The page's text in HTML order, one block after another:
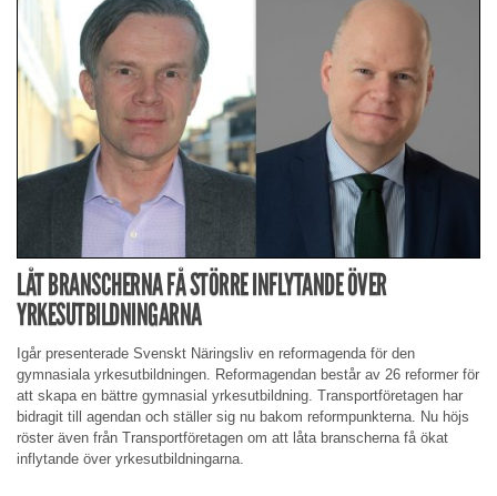
LÅT BRANSCHERNA FÅ STÖRRE INFLYTANDE ÖVER
YRKESUTBILDNINGARNA
Igår presenterade Svenskt Näringsliv en reformagenda för den
gymnasiala yrkesutbildningen. Reformagendan består av 26 reformer för
att skapa en bättre gymnasial yrkesutbildning. Transportföretagen har
bidragit till agendan och ställer sig nu bakom reformpunkterna. Nu höjs
röster även från Transportföretagen om att låta branscherna få ökat
inflytande över yrkesutbildningarna.